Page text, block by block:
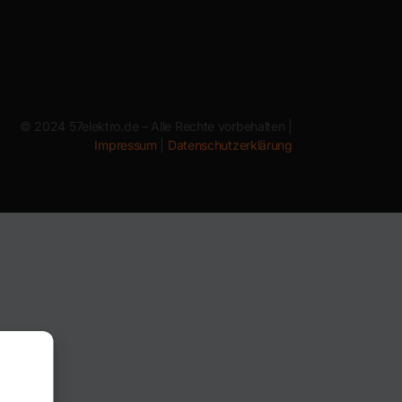
© 2024 57elektro.de – Alle Rechte vorbehalten |
Impressum
Datenschutzerklärung